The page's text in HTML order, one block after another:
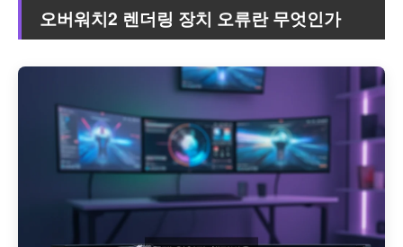
오버워치2 렌더링 장치 오류란 무엇인가